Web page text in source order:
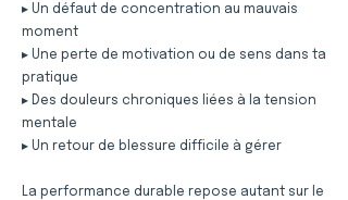
▸ Un défaut de concentration au mauvais
moment
▸ Une perte de motivation ou de sens dans ta
pratique
▸ Des douleurs chroniques liées à la tension
mentale
▸ Un retour de blessure difficile à gérer
La performance durable repose autant sur le